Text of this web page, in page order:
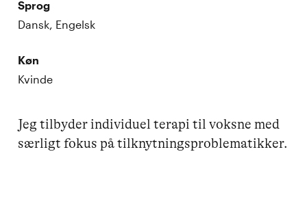
Sprog
Dansk, Engelsk
Køn
Kvinde
Jeg tilbyder individuel terapi til voksne med
særligt fokus på tilknytningsproblematikker.